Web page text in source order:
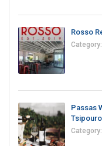
Rosso
Category:
Passas
Category: